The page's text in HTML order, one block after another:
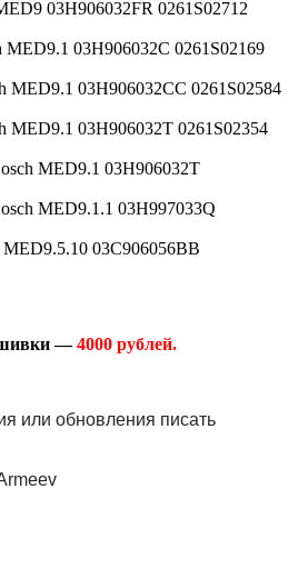
03H906032FR 0261S02712
MED9.1 03H906032C 0261S02169
MED9.1 03H906032CC 0261S02584
MED9.1 03H906032T 0261S02354
MED9.1 03H906032T
MED9.1.1 03H997033Q
03C906056BB
—4000 рублей.
или обновления писать